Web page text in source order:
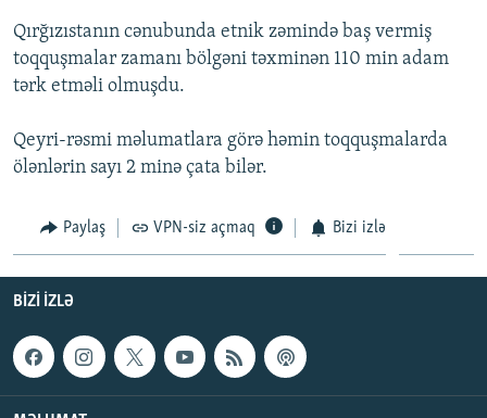
İZ - MƏDƏNIYYƏT PROQRAMI
MATERIALLARIMIZDAN ISTIFADƏ
AZADLIQRADIOSU MOBIL TELEFONUNUZDA
XƏBƏR BÜLLETENLƏRIMIZ
RFE/RL-in bütün saytları
Qırğızıstanın cənubunda etnik zəmində baş vermiş
toqquşmalar zamanı bölgəni təxminən 110 min adam
tərk etməli olmuşdu.
Qeyri-rəsmi məlumatlara görə həmin toqquşmalarda
ölənlərin sayı 2 minə çata bilər.
Paylaş VPN-siz açmaq Bizi izlə
BIZI IZLƏ